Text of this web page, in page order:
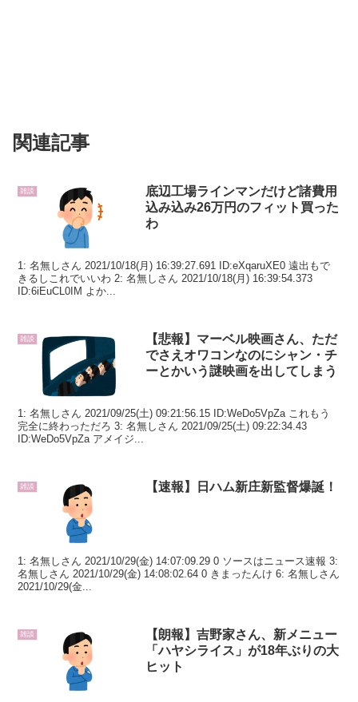
関連記事
雑談
底辺工場ラインマンだけど諸費用
込み込み26万円のフィット買った
わ
1: 名無しさん 2021/10/18(月) 16:39:27.691 ID:eXqaruXE0 遠出もで
きるしこれでいいわ 2: 名無しさん 2021/10/18(月) 16:39:54.373
ID:6iEuCL0IM よか...
雑談
【悲報】マーベル映画さん、ただ
でさえオワコンなのにシャン・チ
ーとかいう謎映画を出してしまう
1: 名無しさん 2021/09/25(土) 09:21:56.15 ID:WeDo5VpZa これもう
完全に終わっただろ 3: 名無しさん 2021/09/25(土) 09:22:34.43
ID:WeDo5VpZa アメイジ...
雑談 【速報】日ハム新庄新監督爆誕！
1: 名無しさん 2021/10/29(金) 14:07:09.29 0 ソースはニュース速報 3:
名無しさん 2021/10/29(金) 14:08:02.64 0 きまったんけ 6: 名無しさん
2021/10/29(金...
雑談
【朗報】吉野家さん、新メニュー
「ハヤシライス」が18年ぶりの大
ヒット